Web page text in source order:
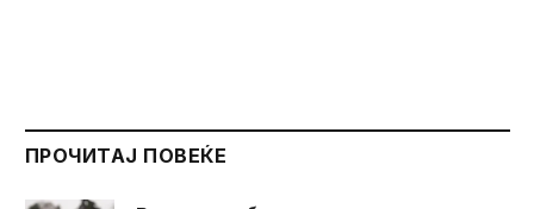
ПРОЧИТАЈ ПОВЕЌЕ